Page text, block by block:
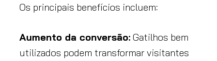
Os principais benefícios incluem:
Aumento da conversão: Gatilhos bem
utilizados podem transformar visitantes